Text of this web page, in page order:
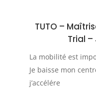
TUTO –
Trial –
La mobilité est
Je baisse mon
j’accélére